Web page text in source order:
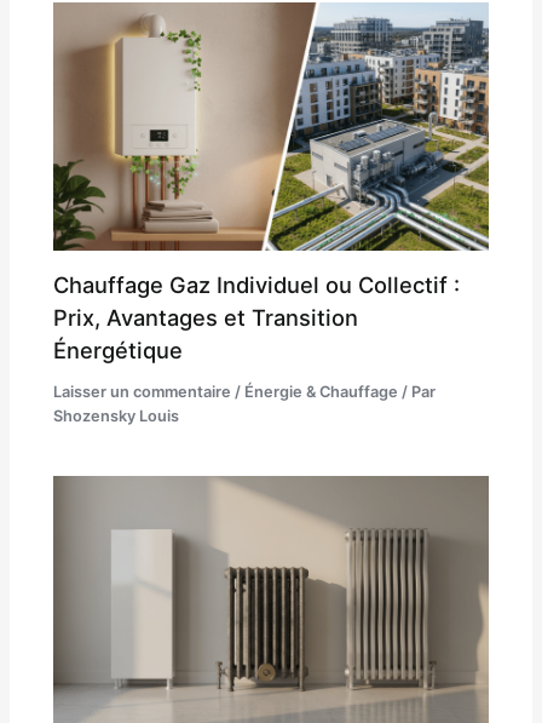
Chauffage Gaz Individuel ou Collectif :
Prix, Avantages et Transition
Énergétique
Laisser un commentaire / Énergie & Chauffage / Par
Shozensky Louis